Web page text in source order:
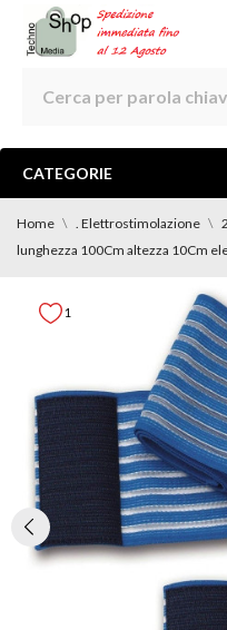
CATEGORIE
Home . Elettrostimolazione
lunghezza 100Cm altezza 10Cm
1